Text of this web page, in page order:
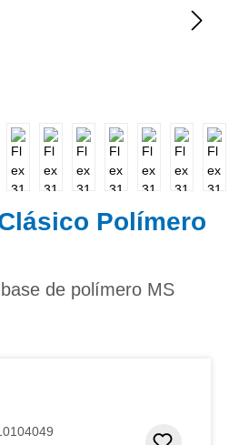
Polímero
de polímero MS